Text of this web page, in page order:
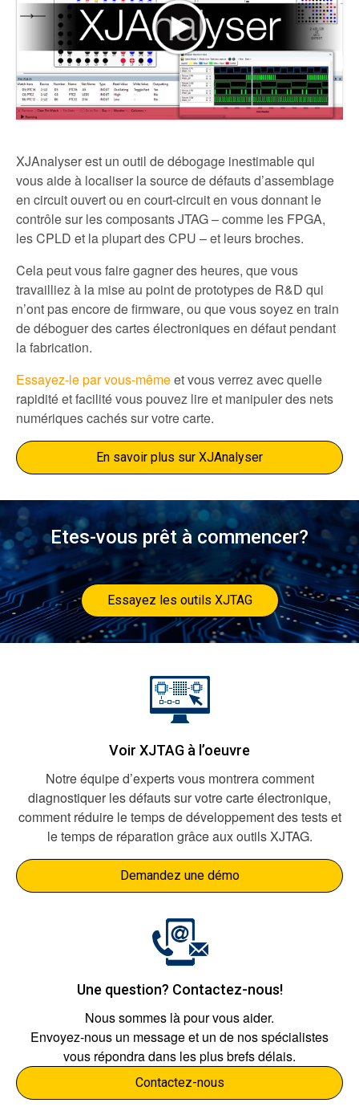
XJAnalyser est un outil de débogage inestimable qui
vous aide à localiser la source de défauts d’assemblage
en circuit ouvert ou en court-circuit en vous donnant le
contrôle sur les composants JTAG – comme les FPGA,
les CPLD et la plupart des CPU – et leurs broches.
Cela peut vous faire gagner des heures, que vous
travailliez à la mise au point de prototypes de R&D qui
n’ont pas encore de firmware, ou que vous soyez en train
de déboguer des cartes électroniques en défaut pendant
la fabrication.
Essayez-le par vous-mêmeet vous verrez avec quelle
rapidité et facilité vous pouvez lire et manipuler des nets
numériques cachés sur votre carte.
En savoir plus sur XJAnalyser
Etes-vous prêt à commencer?
Essayez les outils XJTAG
Voir XJTAG à l’oeuvre
Notre équipe d’experts vous montrera comment
diagnostiquer les défauts sur votre carte électronique,
comment réduire le temps de développement des tests et
le temps de réparation grâce aux outils XJTAG.
Demandez une démo
Une question? Contactez-nous!
Nous sommes là pour vous aider.
Envoyez-nous un message et un de nos spécialistes
vous répondra dans les plus brefs délais.
Contactez-nous